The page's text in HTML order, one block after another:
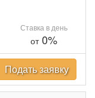
Ставка в день
от0%
Подать заявку